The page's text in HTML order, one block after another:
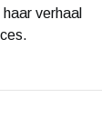
verhaal